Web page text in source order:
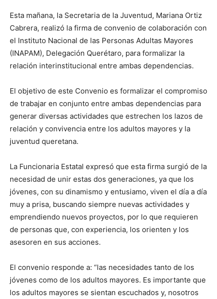
Esta mañana, la Secretaria de la Juventud, Mariana Ortiz
Cabrera, realizó la firma de convenio de colaboración con
el Instituto Nacional de las Personas Adultas Mayores
(INAPAM), Delegación Querétaro, para formalizar la
relación interinstitucional entre ambas dependencias.
El objetivo de este Convenio es formalizar el compromiso
de trabajar en conjunto entre ambas dependencias para
generar diversas actividades que estrechen los lazos de
relación y convivencia entre los adultos mayores y la
juventud queretana.
La Funcionaria Estatal expresó que esta firma surgió de la
necesidad de unir estas dos generaciones, ya que los
jóvenes, con su dinamismo y entusiamo, viven el día a día
muy a prisa, buscando siempre nuevas actividades y
emprendiendo nuevos proyectos, por lo que requieren
de personas que, con experiencia, los orienten y los
asesoren en sus acciones.
El convenio responde a: “las necesidades tanto de los
jóvenes como de los adultos mayores. Es importante que
los adultos mayores se sientan escuchados y, nosotros